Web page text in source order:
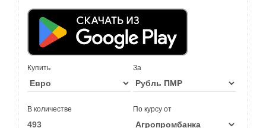
Купить За
В количестве По курсу от